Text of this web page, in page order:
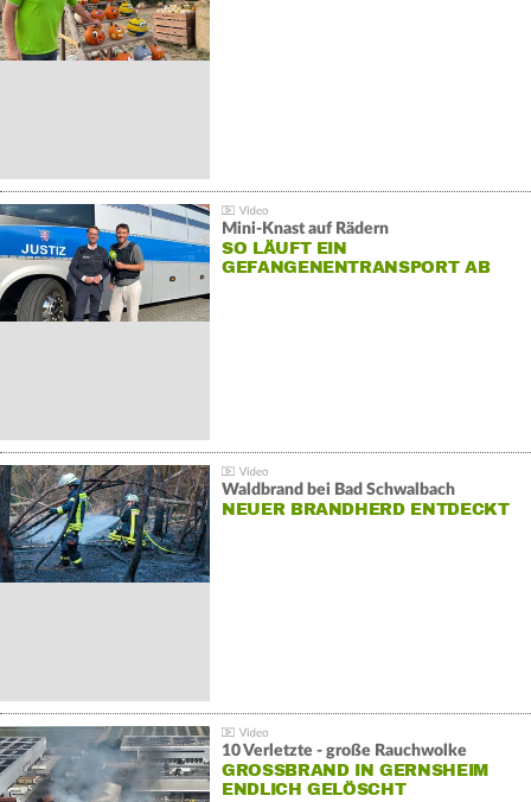
Mini-Knast auf Rädern
SO LÄUFT EIN
GEFANGENENTRANSPORT AB
Waldbrand bei Bad Schwalbach
NEUER BRANDHERD ENTDECKT
10 Verletzte - große Rauchwolke
GROSSBRAND IN GERNSHEIM E
NDLICH GELÖSCHT